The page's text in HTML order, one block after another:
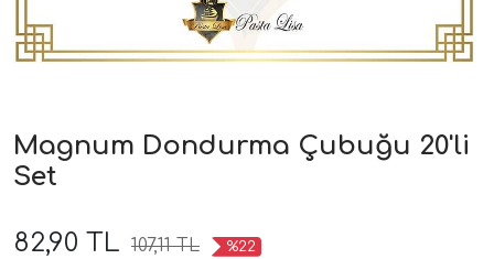
Magnum Dondurma Çubuğu 20'li
Set
82,90 TL 107,11 TL %22